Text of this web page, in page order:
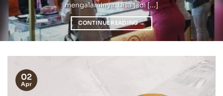
mengalaminya, bisa jadi [...]
CONTINUE READING→
02
Apr